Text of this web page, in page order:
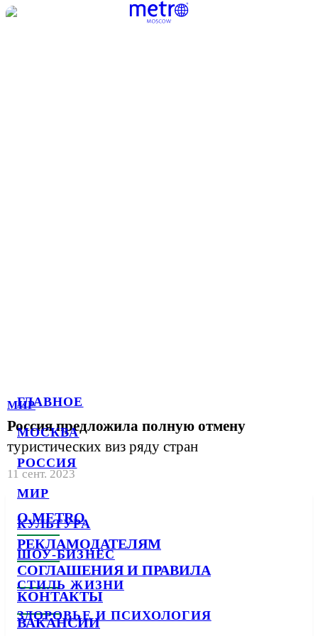
ГЛАВНОЕ
МОСКВА
РОССИЯ
МИР
КУЛЬТУРА
ШОУ-БИЗНЕС
СТИЛЬ ЖИЗНИ
ЗДОРОВЬЕ И ПСИХОЛОГИЯ
МИР
Россия предложила полную отмену
туристических виз ряду стран
11 сент. 2023
О METRO
РЕКЛАМОДАТЕЛЯМ
СОГЛАШЕНИЯ И ПРАВИЛА
КОНТАКТЫ
ВАКАНСИИ